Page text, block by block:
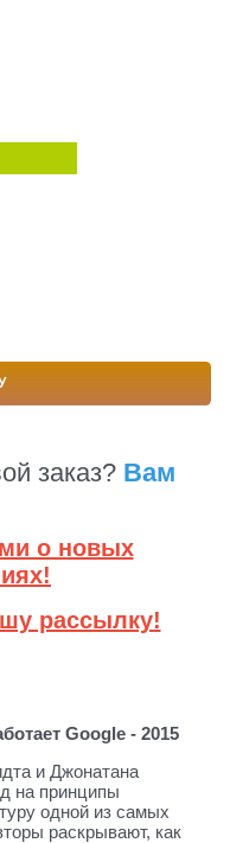
заказ? Вам
о новых
рассылку!
Google - 2015
и Джонатана
на принципы
одной из самых
раскрывают, как